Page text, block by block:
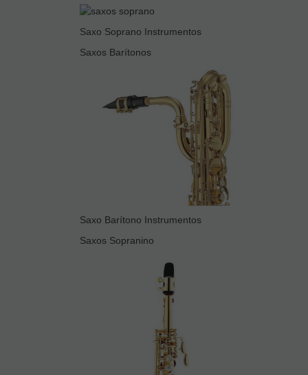
Saxo Soprano Instrumentos
Saxos Barítonos
Saxo Barítono Instrumentos
Saxos Sopranino